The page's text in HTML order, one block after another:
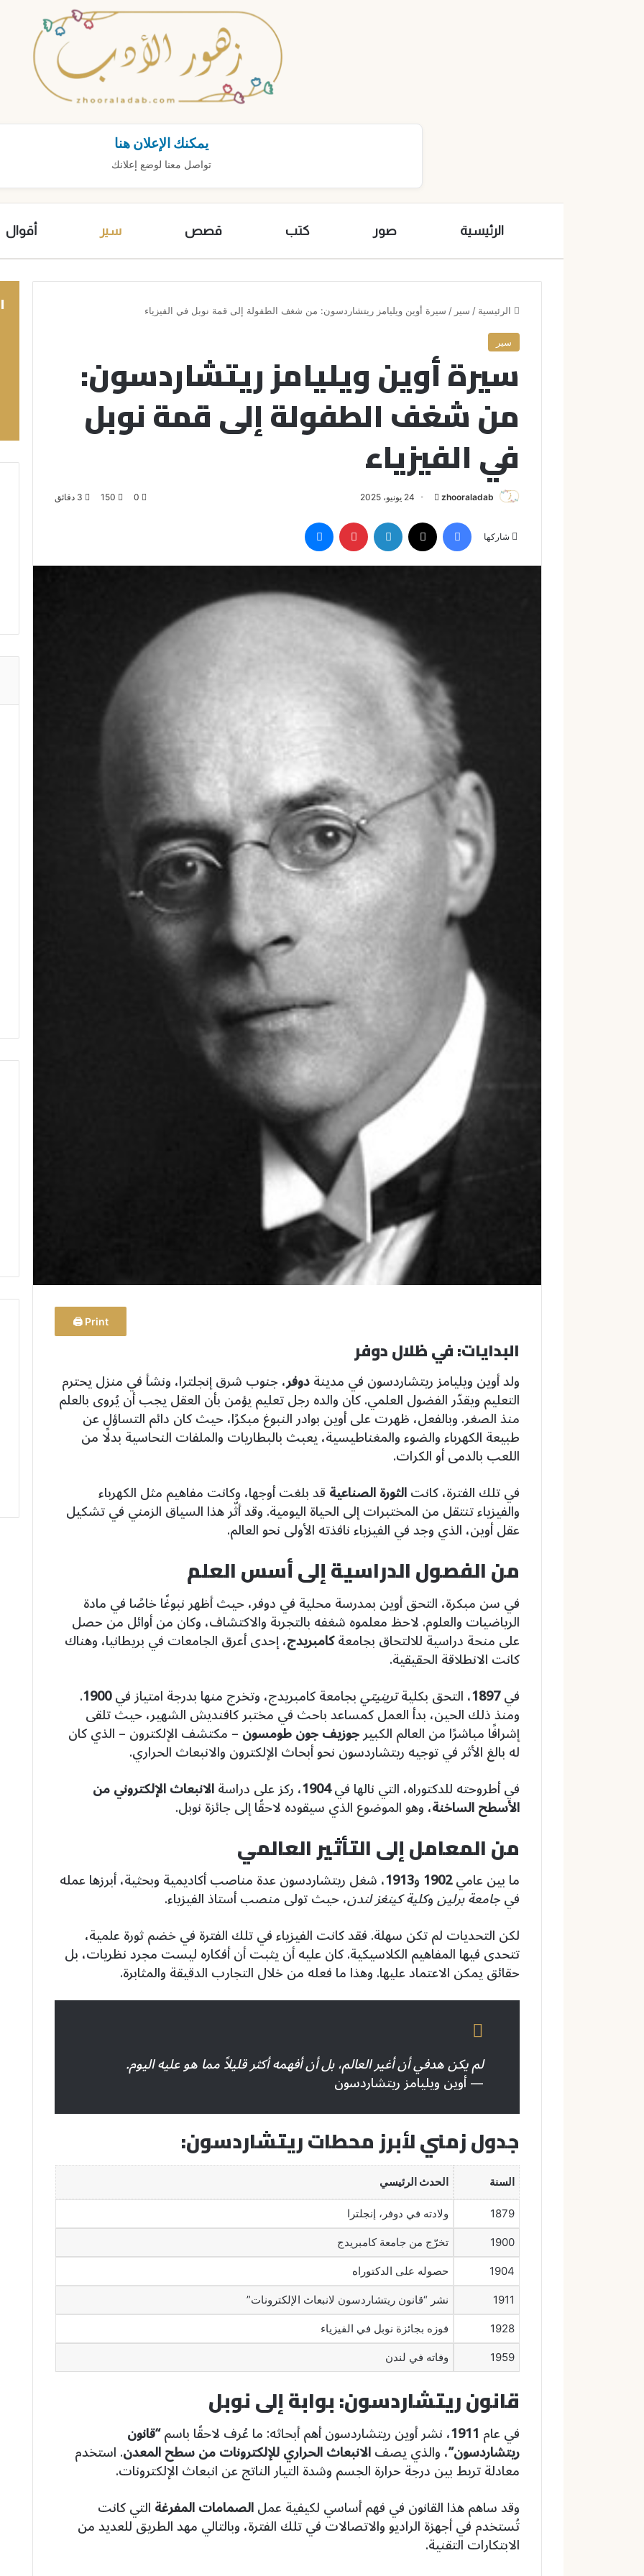
يمكنك الإعلان هنا
تواصل معنا لوضع إعلانك
الرئيسية صور كتب قصص سير أقوال
الرئيسية / سير / سيرة أوين ويليامز ريتشاردسون: من شغف الطفولة إلى قمة نوبل في الفيزياء
سير
سيرة أوين ويليامز ريتشاردسون:
من شغف الطفولة إلى قمة نوبل
في الفيزياء
zhooraladab
س
ل
ب
ل
ا
24 يونيو، 2025 0
150
شاركها
Print 🖨
البدايات: في ظلال دوفر
ولد أوين ويليامز ريتشاردسون في مدينةدوفر، جنوب شرق إنجلترا، ونشأ في منزل يحترم
التعليم ويقدّر الفضول العلمي. كان والده رجل تعليم يؤمن بأن العقل يجب أن يُروى بالعلم
منذ الصغر. وبالفعل، ظهرت على أوين بوادر النبوغ مبكرًا، حيث كان دائم التساؤل عن
طبيعة الكهرباء والضوء والمغناطيسية، يعبث بالبطاريات والملفات النحاسية بدلًا من
اللعب بالدمى أو الكرات.
في تلك الفترة، كانتالثورة الصناعيةقد بلغت أوجها، وكانت مفاهيم مثل الكهرباء
والفيزياء تنتقل من المختبرات إلى الحياة اليومية. وقد أثّر هذا السياق الزمني في تشكيل
عقل أوين، الذي وجد في الفيزياء نافذته الأولى نحو العالم.
من الفصول الدراسية إلى أسس العلم
في سن مبكرة، التحق أوين بمدرسة محلية في دوفر، حيث أظهر نبوغًا خاصًا في مادة
الرياضيات والعلوم. لاحظ معلموه شغفه بالتجربة والاكتشاف، وكان من أوائل من حصل
على منحة دراسية للالتحاق بجامعةكامبريدج، إحدى أعرق الجامعات في بريطانيا، وهناك
كانت الانطلاقة الحقيقية.
في1897، التحق بكليةترينيتيبجامعة كامبريدج، وتخرج منها بدرجة امتياز في1900
.
ومنذ ذلك الحين، بدأ العمل كمساعد باحث في مختبر كافنديش الشهير، حيث تلقى
إشرافًا مباشرًا من العالم الكبيرجوزيف جون طومسون– مكتشف الإلكترون – الذي كان
له بالغ الأثر في توجيه ريتشاردسون نحو أبحاث الإلكترون والانبعاث الحراري.
في أطروحته للدكتوراه، التي نالها في1904، ركز على دراسةالانبعاث الإلكتروني من
الأسطح الساخنة، وهو الموضوع الذي سيقوده لاحقًا إلى جائزة نوبل.
من المعامل إلى التأثير العالمي
ما بين عامي1902و1913، شغل ريتشاردسون عدة مناصب أكاديمية وبحثية، أبرزها عمله
فيجامعة برلينوكلية كينغز لندن، حيث تولى منصب أستاذ الفيزياء.
لكن التحديات لم تكن سهلة. فقد كانت الفيزياء في تلك الفترة في خضم ثورة علمية،
تتحدى فيها المفاهيم الكلاسيكية. كان عليه أن يثبت أن أفكاره ليست مجرد نظريات، بل
حقائق يمكن الاعتماد عليها. وهذا ما فعله من خلال التجارب الدقيقة والمثابرة.
لم يكن هدفي أن أغير العالم، بل أن أفهمه أكثر قليلاً مما هو عليه اليوم.
— أوين ويليامز ريتشاردسون
جدول زمني لأبرز محطات ريتشاردسون:
السنة الحدث الرئيسي
1879 ولادته في دوفر، إنجلترا
1900 تخرّج من جامعة كامبريدج
1904 حصوله على الدكتوراه
1911 نشر “قانون ريتشاردسون لانبعاث الإلكترونات”
1928 فوزه بجائزة نوبل في الفيزياء
1959 وفاته في لندن
قانون ريتشاردسون: بوابة إلى نوبل
في عام 1911، نشر أوين ريتشاردسون أهم أبحاثه: ما عُرف لاحقًا باسم“قانون
ريتشاردسون”، والذي يصفالانبعاث الحراري للإلكترونات من سطح المعدن. استخدم
معادلة تربط بين درجة حرارة الجسم وشدة التيار الناتج عن انبعاث الإلكترونات.
وقد ساهم هذا القانون في فهم أساسي لكيفية عملالصمامات المفرغةالتي كانت
تُستخدم في أجهزة الراديو والاتصالات في تلك الفترة، وبالتالي مهد الطريق للعديد من
الابتكارات التقنية.